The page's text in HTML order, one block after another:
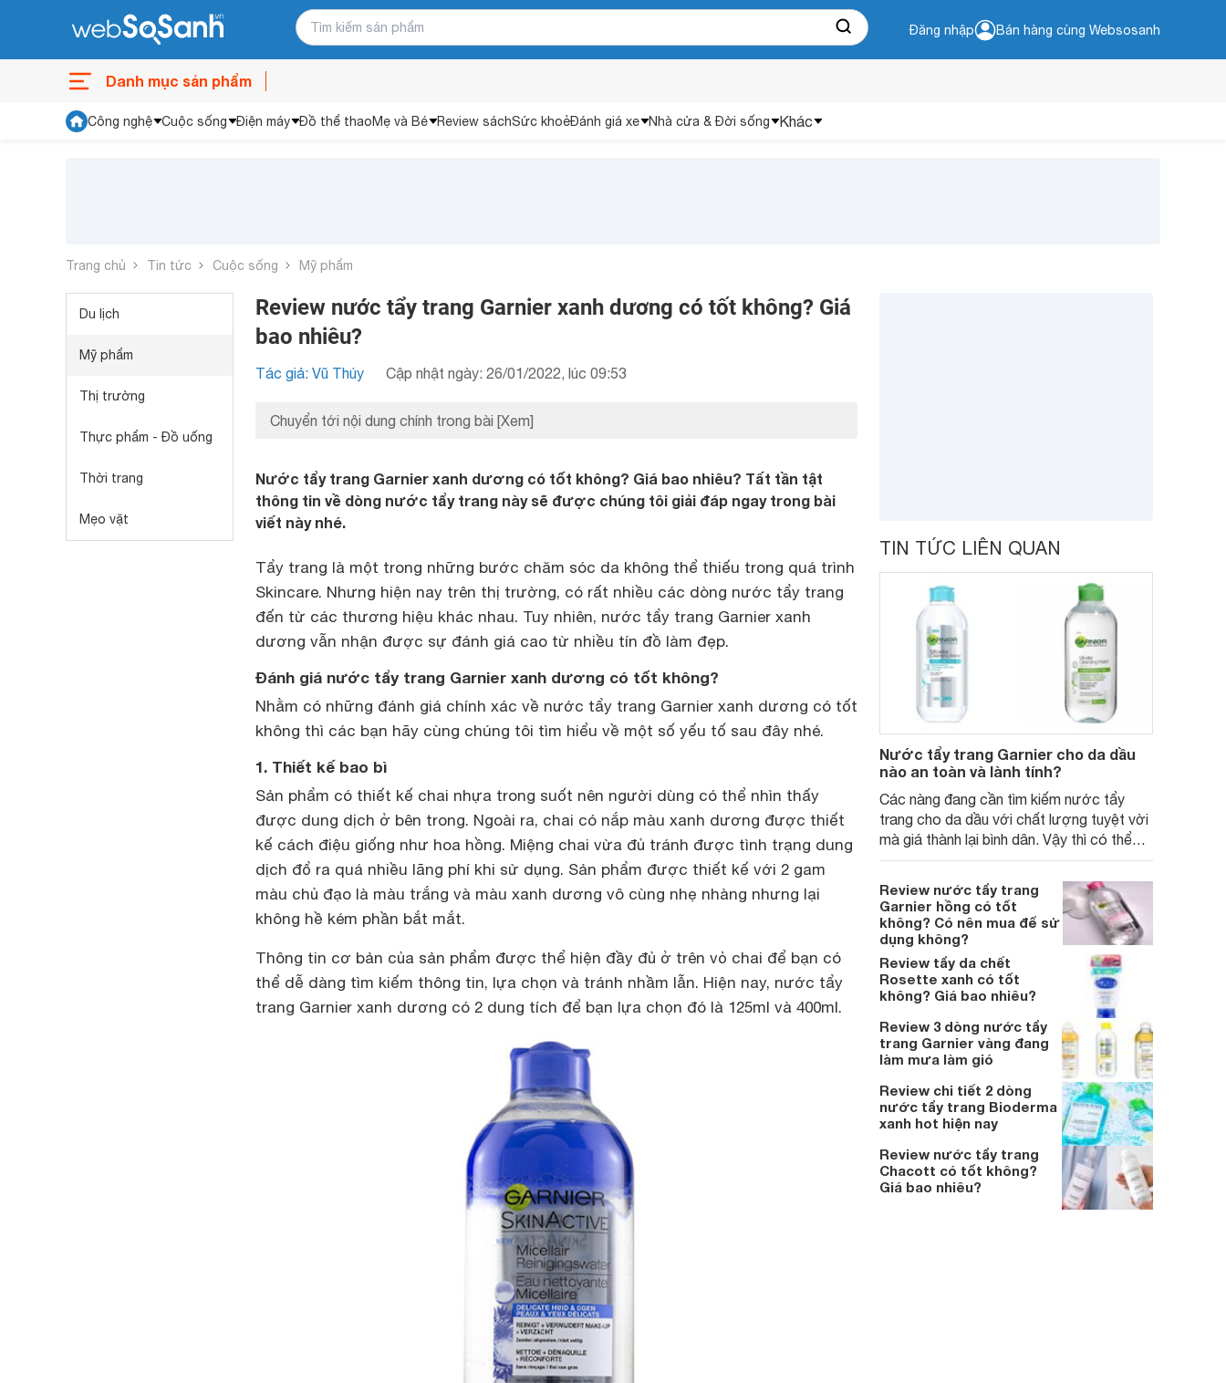
Đăng nhập Bán hàng cùng Websosanh
Danh mục sản phẩm
Công nghệ Cuộc sống Điện máy Đồ thể thaoMẹ và Bé Review sáchSức khoẻĐánh giá xe Nhà cửa & Đời sống Khác
Trang chủ Tin tức Cuộc sống Mỹ phẩm
Du lịch
Mỹ phẩm
Thị trường
Thực phẩm - Đồ uống
Thời trang
Mẹo vặt
Review nước tẩy trang Garnier xanh dương có tốt không? Giá
bao nhiêu?
Tác giả: Vũ Thúy Cập nhật ngày: 26/01/2022, lúc 09:53
Chuyển tới nội dung chính trong bài [Xem]
Nước tẩy trang Garnier xanh dương có tốt không? Giá bao nhiêu? Tất tần tật
thông tin về dòng nước tẩy trang này sẽ được chúng tôi giải đáp ngay trong bài
viết này nhé.
Tẩy trang là một trong những bước chăm sóc da không thể thiếu trong quá trình
Skincare. Nhưng hiện nay trên thị trường, có rất nhiều các dòng nước tẩy trang
đến từ các thương hiệu khác nhau. Tuy nhiên, nước tẩy trang Garnier xanh
dương vẫn nhận được sự đánh giá cao từ nhiều tín đồ làm đẹp.
Đánh giá nước tẩy trang Garnier xanh dương có tốt không?
Nhằm có những đánh giá chính xác về nước tẩy trang Garnier xanh dương có tốt
không thì các bạn hãy cùng chúng tôi tìm hiểu về một số yếu tố sau đây nhé.
1. Thiết kế bao bì
Sản phẩm có thiết kế chai nhựa trong suốt nên người dùng có thể nhìn thấy
được dung dịch ở bên trong. Ngoài ra, chai có nắp màu xanh dương được thiết
kế cách điệu giống như hoa hồng. Miệng chai vừa đủ tránh được tình trạng dung
dịch đổ ra quá nhiều lãng phí khi sử dụng. Sản phẩm được thiết kế với 2 gam
màu chủ đạo là màu trắng và màu xanh dương vô cùng nhẹ nhàng nhưng lại
không hề kém phần bắt mắt.
Thông tin cơ bản của sản phẩm được thể hiện đầy đủ ở trên vỏ chai để bạn có
thể dễ dàng tìm kiếm thông tin, lựa chọn và tránh nhầm lẫn. Hiện nay, nước tẩy
trang Garnier xanh dương có 2 dung tích để bạn lựa chọn đó là 125ml và 400ml.
TIN TỨC LIÊN QUAN
Nước tẩy trang Garnier cho da dầu
nào an toàn và lành tính?
Các nàng đang cần tìm kiếm nước tẩy
trang cho da dầu với chất lượng tuyệt vời
mà giá thành lại bình dân. Vậy thì có thể
tham khảo 2 dòng nước tẩy trang Garnier
cho da dầu dưới đây xem có phù hợp với
làn da của mình hay không nhé. Hãy cùng
tham khảo nhé.
Review nước tẩy trang
Garnier hồng có tốt
không? Có nên mua để sử
dụng không?
Review tẩy da chết
Rosette xanh có tốt
không? Giá bao nhiêu?
Review 3 dòng nước tẩy
trang Garnier vàng đang
làm mưa làm gió
Review chi tiết 2 dòng
nước tẩy trang Bioderma
xanh hot hiện nay
Review nước tẩy trang
Chacott có tốt không?
Giá bao nhiêu?